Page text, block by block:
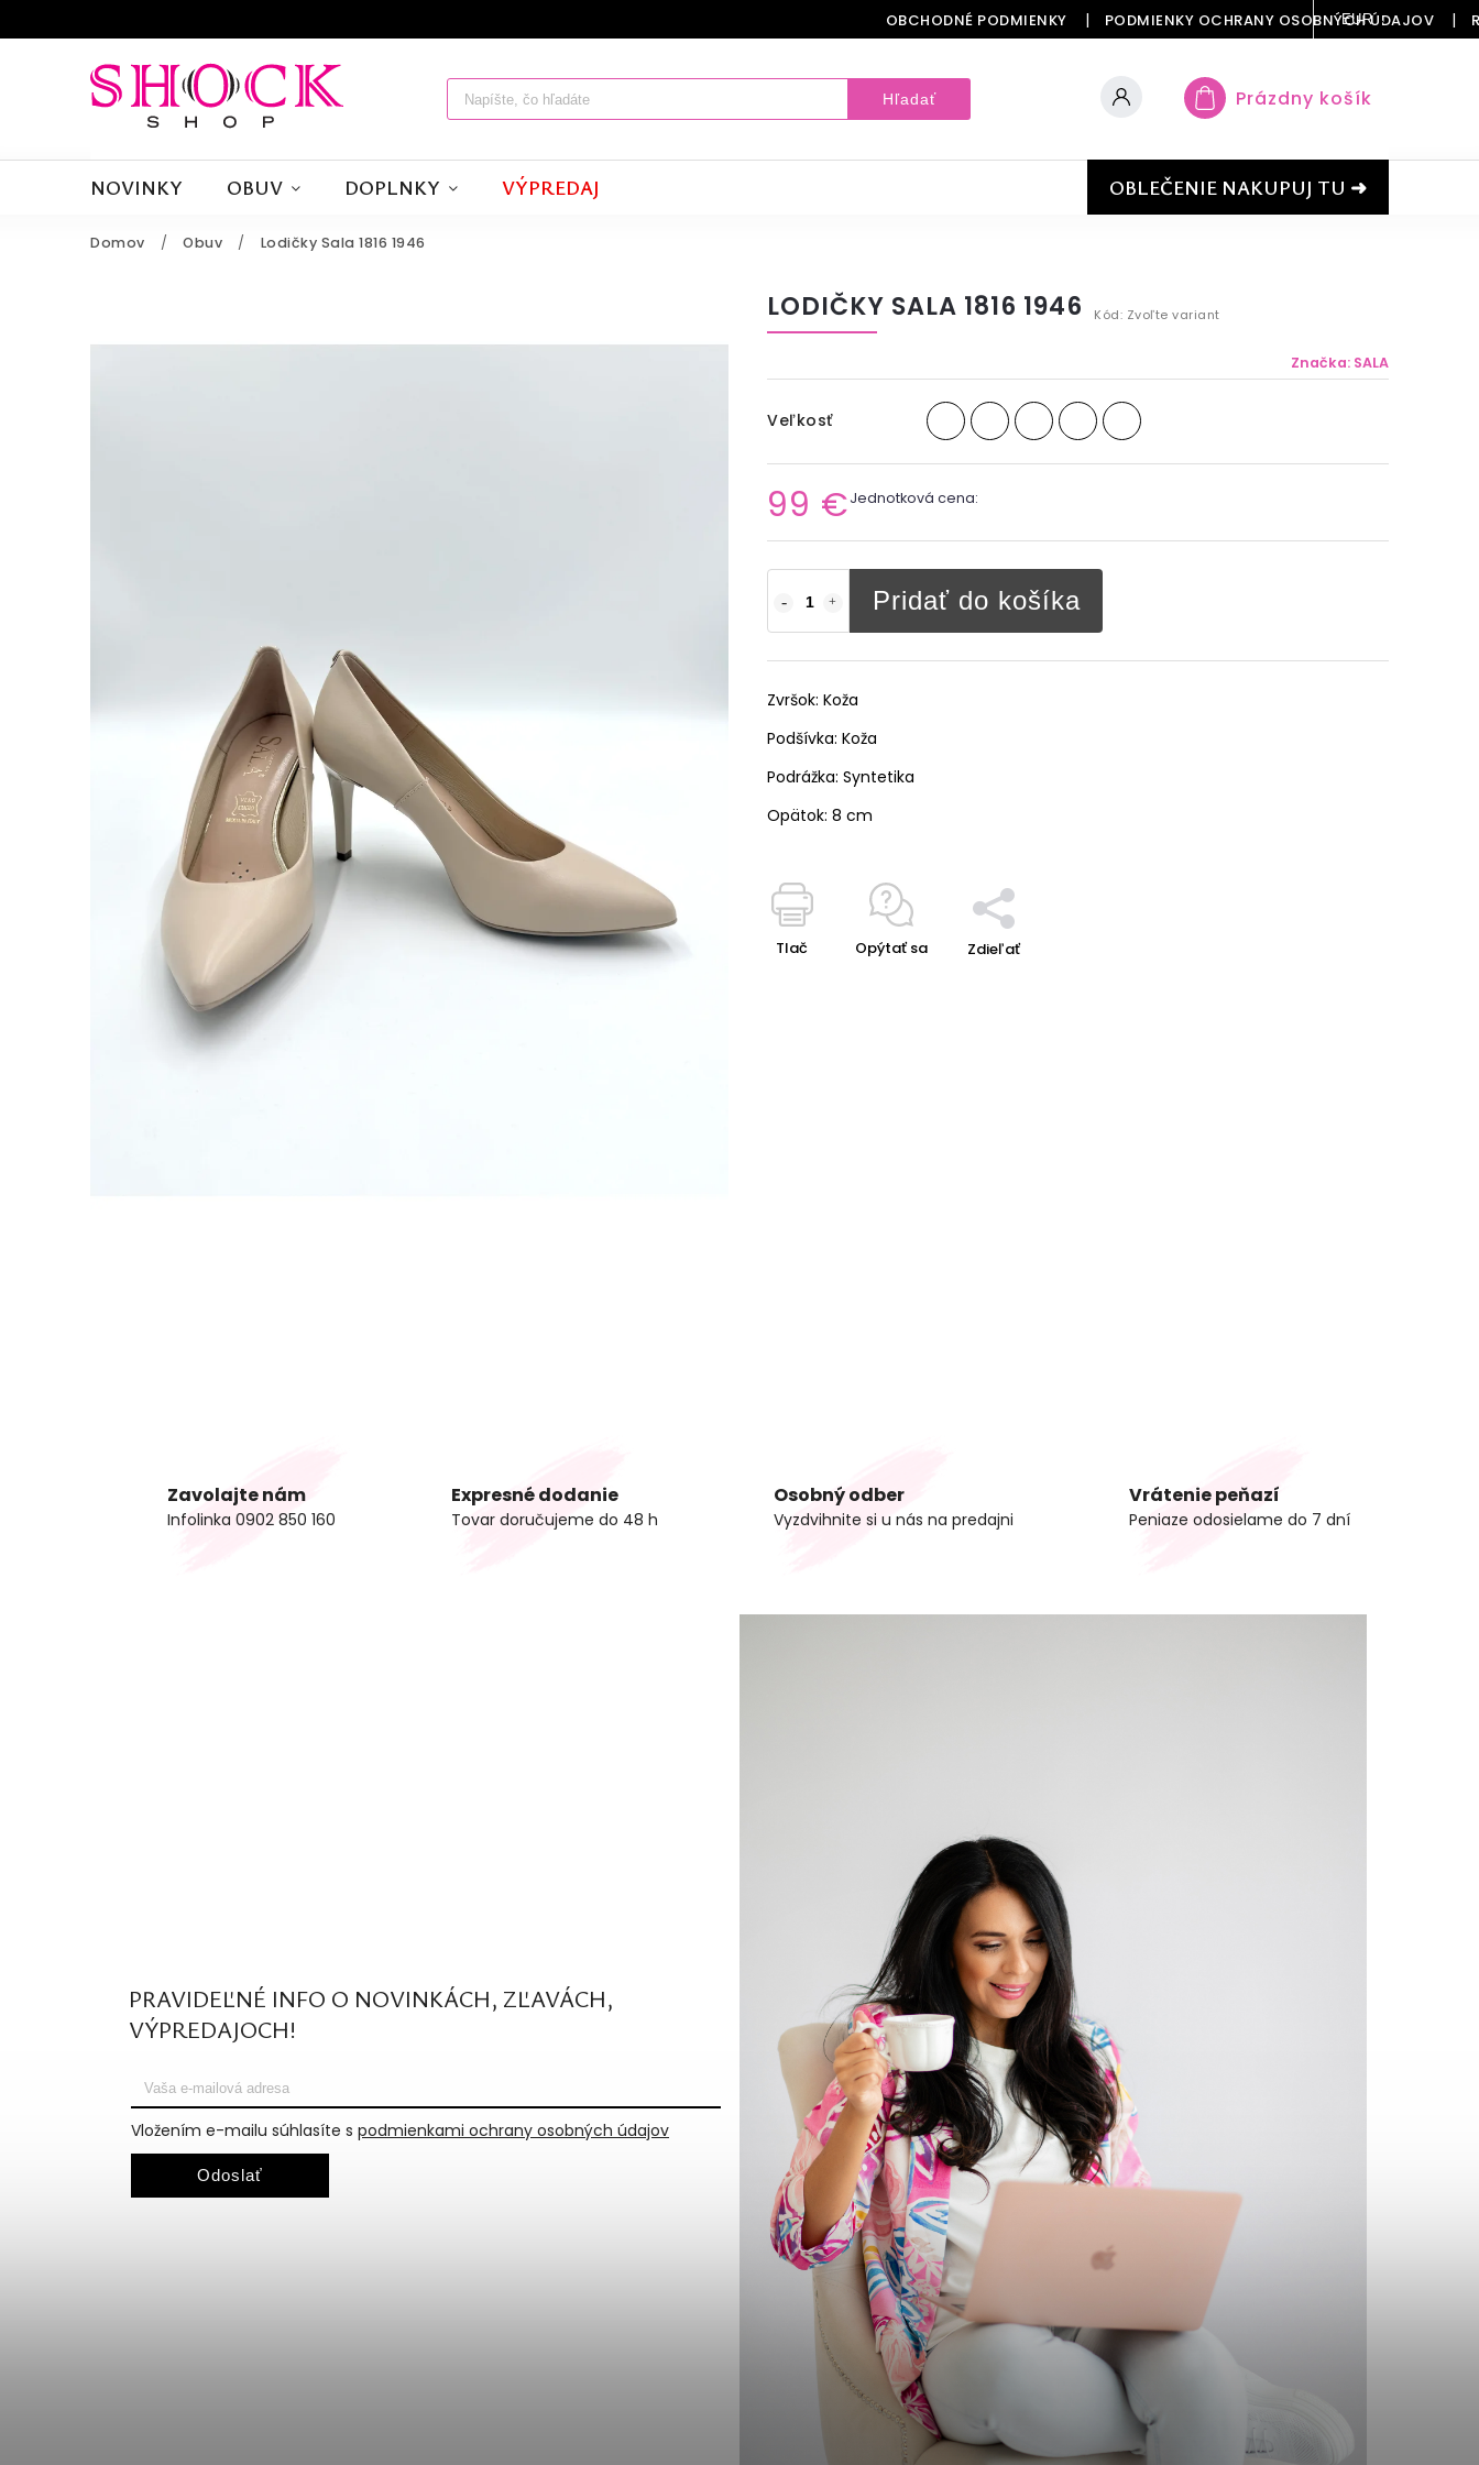
OBCHODNÉ PODMIENKY PODMIENKY OCHRANY OSOBNÝCH ÚDAJOV
EUR
Hľadať Prázdny košík
NOVINKY OBUV DOPLNKY VÝPREDAJ OBLEČENIE NAKUPUJ TU ➜
Domov / Obuv / Lodičky Sala 1816 1946
LODIČKY SALA 1816 1946 Kód: Zvoľte variant
Značka: SALA
Veľkosť
99 €Jednotková cena:
Pridať do košíka
Zvršok: Koža
Podšívka: Koža
Podrážka: Syntetika
Opätok: 8 cm
Tlač Opýtať sa Zdieľať
Zavolajte nám
Infolinka 0902 850 160
Expresné dodanie
Tovar doručujeme do 48 h
Osobný odber
Vyzdvihnite si u nás na predajni
Vrátenie peňazí
Peniaze odosielame do 7 dní
PRAVIDEĽNÉ INFO O NOVINKÁCH, ZĽAVÁCH,
VÝPREDAJOCH!
Vložením e-mailu súhlasíte s podmienkami ochrany osobných údajov
Odoslať